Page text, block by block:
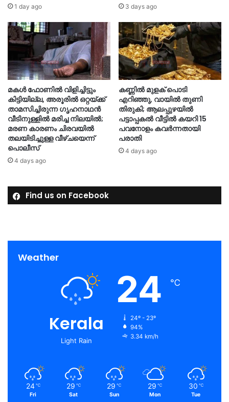
1 day ago 3 days ago
മകൾ ഫോണിൽ വിളിച്ചിട്ടും
കിട്ടിയില്ല, അരൂരിൽ ഒറ്റയ്ക്ക്
താമസിച്ചിരുന്ന ഗൃഹനാഥൻ
വീടിനുള്ളിൽ മരിച്ച നിലയിൽ;
മരണ കാരണം ചിരവയിൽ
തലയിടിച്ചുള്ള വീഴ്ചയെന്ന്
പൊലീസ്
4 days ago
കണ്ണിൽ മുളക് പൊടി
എറിഞ്ഞു, വായിൽ തുണി
തിരുകി; ആലപ്പുഴയിൽ
പട്ടാപ്പകൽ വീട്ടിൽ കയറി 15
പവനോളം കവർന്നതായി
പരാതി
4 days ago
Find us on Facebook
Weather
Kerala
Light Rain
24 ℃
24º - 23º
94%
3.34 km/h
24 ℃
Fri
29 ℃
Sat
29 ℃
Sun
29 ℃
Mon
30 ℃
Tue